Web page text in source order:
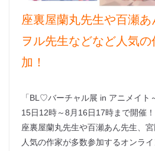
座裏屋蘭丸先生や百瀬あ
ヲル先生などなど人気
加！
「BL♡バーチャル展 in アニメイト
15日12時～8月16日17時まで開催！
座裏屋蘭丸先生や百瀬あん先生、
人気の作家が多数参加するオンラ